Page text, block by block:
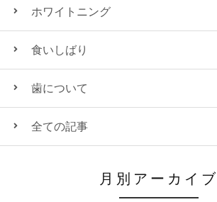
ホワイトニング
食いしばり
歯について
全ての記事
月別アーカイブ